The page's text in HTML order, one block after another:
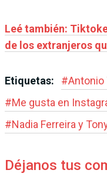
Leé también:
de los extranjeros
Etiquetas: #Antonio
#Me gusta en
#Nadia Ferreira y
Déjanos tus